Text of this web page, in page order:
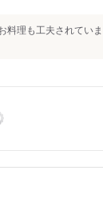
理も工夫されてい